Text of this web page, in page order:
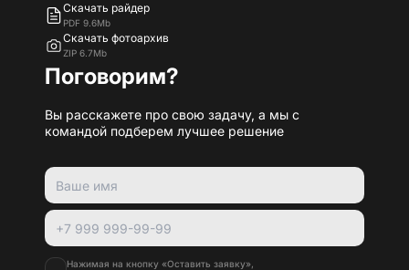
Скачать райдер
PDF 9.6Mb
Скачать фотоархив
ZIP 6.7Mb
Поговорим?
Вы расскажете про свою задачу, а мы с
командой подберем лучшее решение
Нажимая на кнопку «Оставить заявку»,